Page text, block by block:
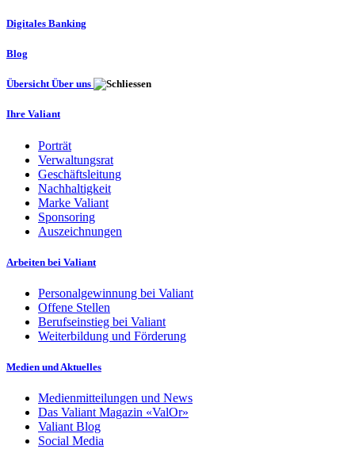
Digitales Banking
Blog
Übersicht Über uns
Ihre Valiant
Porträt
Verwaltungsrat
Geschäftsleitung
Nachhaltigkeit
Marke Valiant
Sponsoring
Auszeichnungen
Arbeiten bei Valiant
Personalgewinnung bei Valiant
Offene Stellen
Berufseinstieg bei Valiant
Weiterbildung und Förderung
Medien und Aktuelles
Medienmitteilungen und News
Das Valiant Magazin «ValOr»
Valiant Blog
Social Media